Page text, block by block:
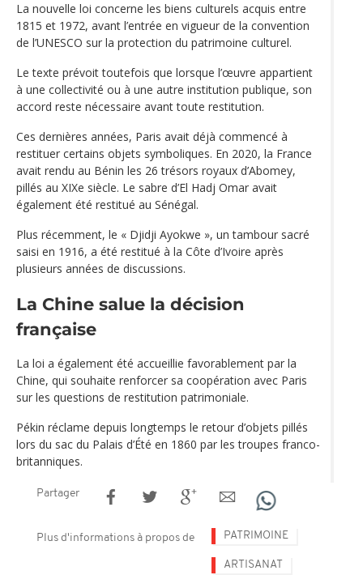
La nouvelle loi concerne les biens culturels acquis entre
1815 et 1972, avant l’entrée en vigueur de la convention
de l’UNESCO sur la protection du patrimoine culturel.
Le texte prévoit toutefois que lorsque l’œuvre appartient
à une collectivité ou à une autre institution publique, son
accord reste nécessaire avant toute restitution.
Ces dernières années, Paris avait déjà commencé à
restituer certains objets symboliques. En 2020, la France
avait rendu au Bénin les 26 trésors royaux d’Abomey,
pillés au XIXe siècle. Le sabre d’El Hadj Omar avait
également été restitué au Sénégal.
Plus récemment, le « Djidji Ayokwe », un tambour sacré
saisi en 1916, a été restitué à la Côte d’Ivoire après
plusieurs années de discussions.
La Chine salue la décision
française
La loi a également été accueillie favorablement par la
Chine, qui souhaite renforcer sa coopération avec Paris
sur les questions de restitution patrimoniale.
Pékin réclame depuis longtemps le retour d’objets pillés
lors du sac du Palais d’Été en 1860 par les troupes franco-
britanniques.
Partager
Plus d'informations à propos de PATRIMOINE
ARTISANAT